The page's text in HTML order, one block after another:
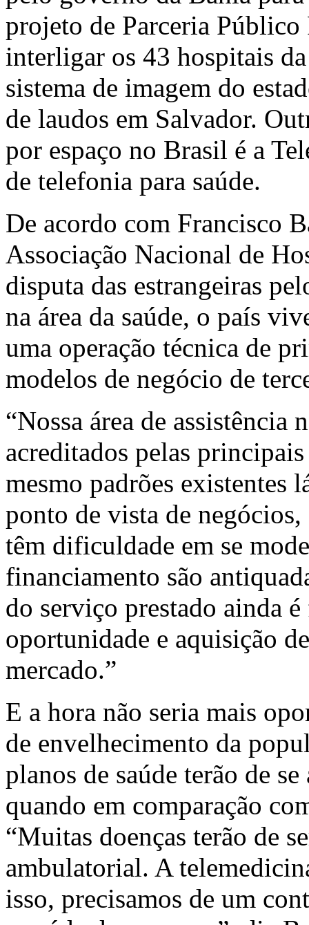
projeto de Parceria
interligar os 43 hospitais
sistema de imagem do
de laudos em Salvador.
por espaço no Brasil é a
de telefonia para saúde.
De acordo com Francisco
Associação Nacional de
disputa das estrangeiras
na área da saúde, o país
uma operação técnica de
modelos de negócio de
“Nossa área de assistência
acreditados pelas
mesmo padrões existentes
ponto de vista de
têm dificuldade em se
financiamento são
do serviço prestado ainda
oportunidade e aquisição
mercado.”
E a hora não seria mais
de envelhecimento da
planos de saúde terão de
quando em comparação
“Muitas doenças terão de
ambulatorial. A
isso, precisamos de um